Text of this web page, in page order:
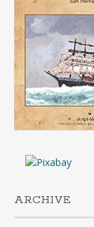
ARCHIVE